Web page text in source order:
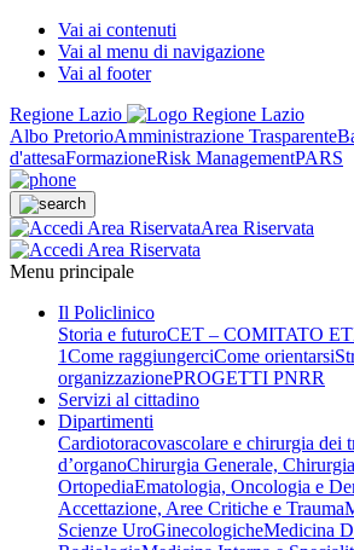
Vai ai contenuti
Vai al menu di navigazione
Vai al footer
Regione Lazio
Albo PretorioAmministrazione Trasparente
d'attesaFormazioneRisk ManagementPARS
Area Riservata
Menu principale
Il Policlinico
Storia e futuroCET – COMITATO
1Come raggiungerciCome orientarsi
organizzazionePROGETTI PNRR
Servizi al cittadino
Dipartimenti
Cardiotoracovascolare e chirurgia dei
d’organoChirurgia Generale,
OrtopediaEmatologia, Oncologia e
Accettazione, Aree Critiche e Trauma
Scienze UroGinecologicheMedicina